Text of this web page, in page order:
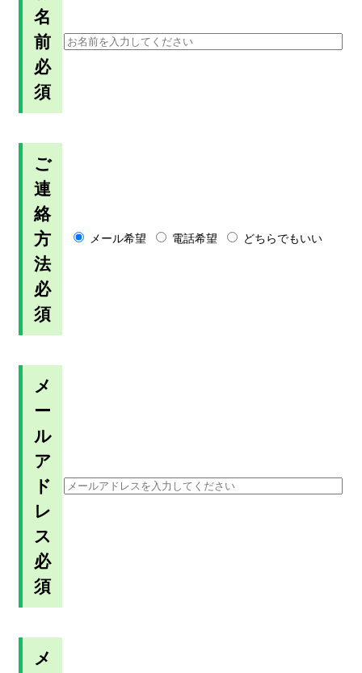
名
前
必
須
ご
連
絡
方
法
必
須
メール希望 電話希望 どちらでもいい
メ
ー
ル
ア
ド
レ
ス
必
須
メ